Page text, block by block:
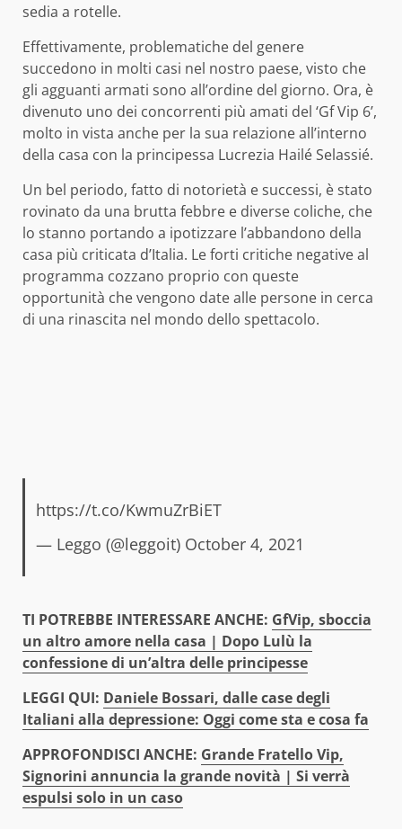
sedia a rotelle.
Effettivamente, problematiche del genere
succedono in molti casi nel nostro paese, visto che
gli agguanti armati sono all’ordine del giorno. Ora, è
divenuto uno dei concorrenti più amati del ‘Gf Vip 6’,
molto in vista anche per la sua relazione all’interno
della casa con la principessa Lucrezia Hailé Selassié.
Un bel periodo, fatto di notorietà e successi, è stato
rovinato da una brutta febbre e diverse coliche, che
lo stanno portando a ipotizzare l’abbandono della
casa più criticata d’Italia. Le forti critiche negative al
programma cozzano proprio con queste
opportunità che vengono date alle persone in cerca
di una rinascita nel mondo dello spettacolo.
https://t.co/KwmuZrBiET
— Leggo (@leggoit) October 4, 2021
TI POTREBBE INTERESSARE ANCHE: GfVip, sboccia
un altro amore nella casa | Dopo Lulù la
confessione di un’altra delle principesse
LEGGI QUI: Daniele Bossari, dalle case degli
Italiani alla depressione: Oggi come sta e cosa fa
APPROFONDISCI ANCHE: Grande Fratello Vip,
Signorini annuncia la grande novità | Si verrà
espulsi solo in un caso